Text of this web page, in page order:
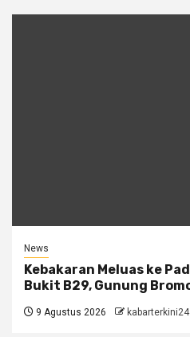
News
Kebakaran Meluas ke
Bukit B29, Gunung
9 Agustus 2026 kabarterkini24